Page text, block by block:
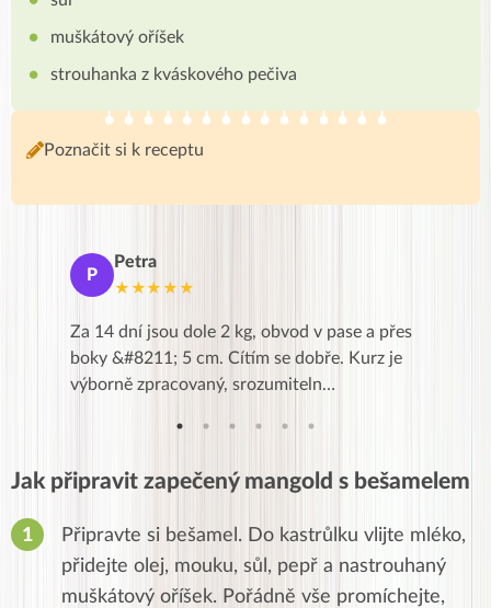
muškátový oříšek
strouhanka z kváskového pečiva
Poznačit si k receptu
P
Petra
★★★★★
Za 14 dní jsou dole 2 kg, obvod v pase a přes
boky &#8211; 5 cm. Cítím se dobře. Kurz je
výborně zpracovaný, srozumiteln…
Jak připravit zapečený mangold s bešamelem
Připravte si bešamel. Do kastrůlku vlijte mléko,
přidejte olej, mouku, sůl, pepř a nastrouhaný
muškátový oříšek. Pořádně vše promíchejte,